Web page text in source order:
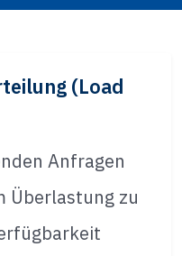
(Load
Anfragen
Überlastung zu